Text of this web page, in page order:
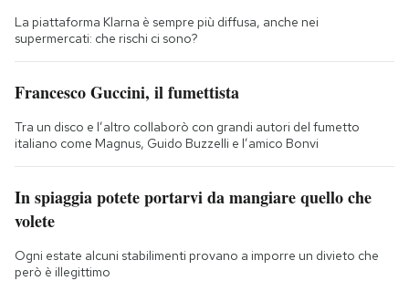
La piattaforma Klarna è sempre più diffusa, anche nei
supermercati: che rischi ci sono?
Francesco Guccini, il fumettista
Tra un disco e l’altro collaborò con grandi autori del fumetto
italiano come Magnus, Guido Buzzelli e l’amico Bonvi
In spiaggia potete portarvi da mangiare quello che
volete
Ogni estate alcuni stabilimenti provano a imporre un divieto che
però è illegittimo